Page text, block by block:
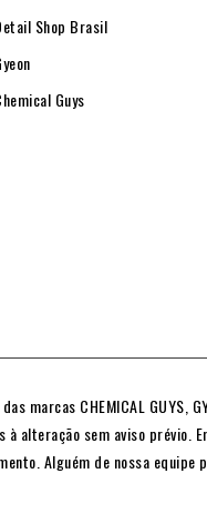
Shop Brasil
Guys
CHEMICAL GUYS,
alteração sem aviso prévio.
Alguém de nossa